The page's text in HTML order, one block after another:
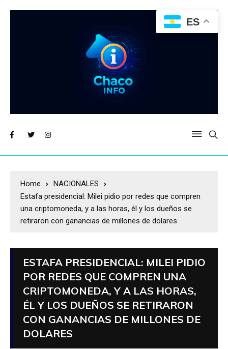
Home
NACIONALES
Estafa presidencial: Milei pidio por redes que compren
una criptomoneda, y a las horas, él y los dueños se
retiraron con ganancias de millones de dolares
ESTAFA PRESIDENCIAL: MILEI PIDIO
POR REDES QUE COMPREN UNA
CRIPTOMONEDA, Y A LAS HORAS,
ÉL Y LOS DUEÑOS SE RETIRARON
CON GANANCIAS DE MILLONES DE
DOLARES
ES